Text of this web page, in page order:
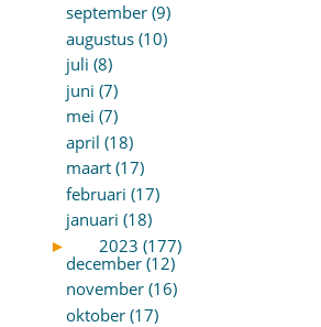
september (9)
augustus (10)
juli (8)
juni (7)
mei (7)
april (18)
maart (17)
februari (17)
januari (18)
►
2023 (177)
december (12)
november (16)
oktober (17)